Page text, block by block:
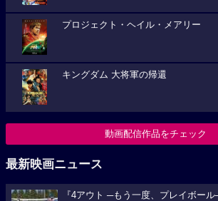
プロジェクト・ヘイル・メアリー
キングダム 大将軍の帰還
動画配信作品をチェック
最新映画ニュース
『4アウト ─もう一度、プレイボー